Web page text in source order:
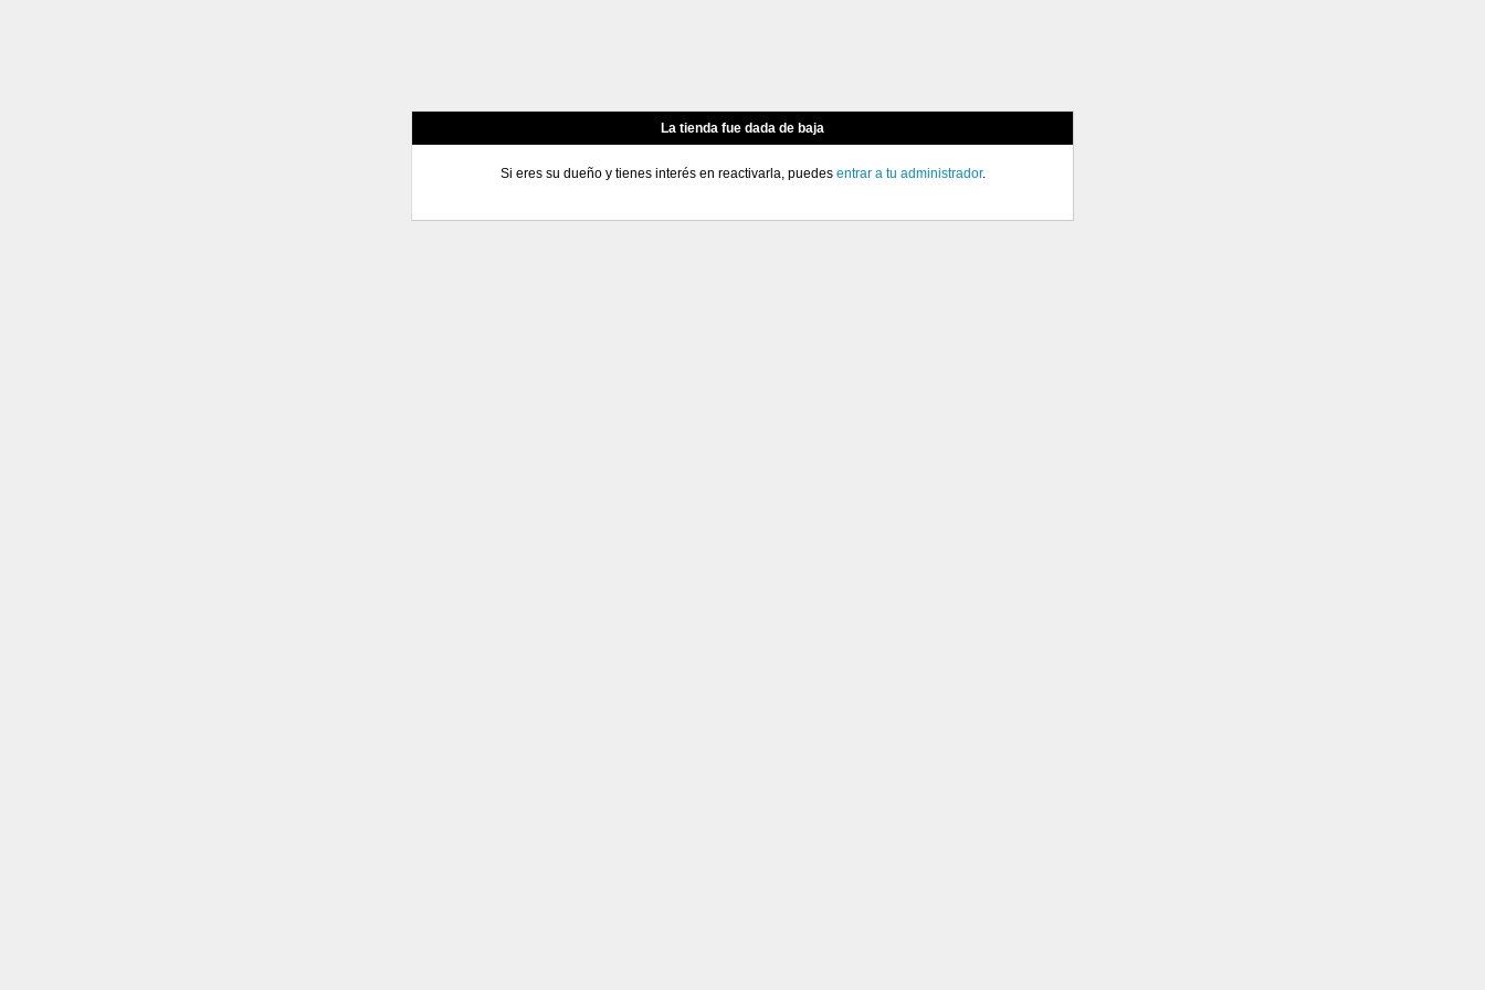
La tienda fue dada de baja
Si eres su dueño y tienes interés en reactivarla, puedes entrar a tu administrador.